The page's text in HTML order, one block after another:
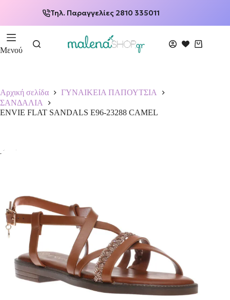
Τηλ. Παραγγελίες 2810 335011
Μενού
Αρχική σελίδα
ΓΥΝΑΙΚΕΙΑ ΠΑΠΟΥΤΣΙΑ
ΣΑΝΔΑΛΙΑ
ENVIE FLAT SANDALS E96-23288 CAMEL
-15%